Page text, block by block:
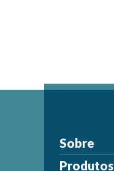
Sobre
Produtos